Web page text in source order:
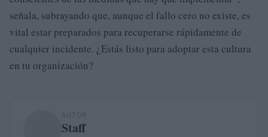
señala, subrayando que, aunque el fallo cero no existe, es
vital estar preparados para recuperarse rápidamente de
cualquier incidente. ¿Estás listo para adoptar esta cultura
en tu organización?
AUTOR
Staff